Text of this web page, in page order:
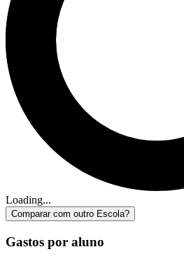
Loading...
Comparar com outro Escola?
Gastos por aluno